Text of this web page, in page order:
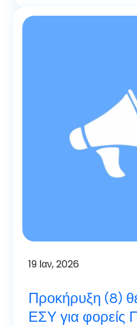
19 Ιαν, 2026
Προκήρυξη (8)
ΕΣΥ για φορείς